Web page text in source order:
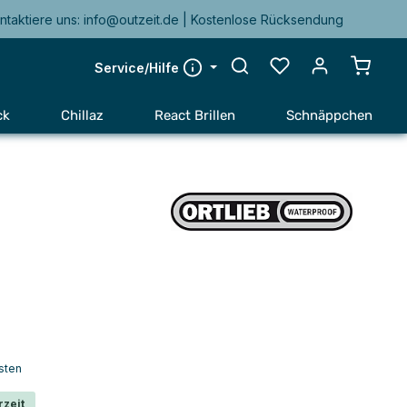
uns: info@outzeit.de | Kostenlose Rücksendung
Service/Hilfe
Chillaz React Brillen Schnäppchen